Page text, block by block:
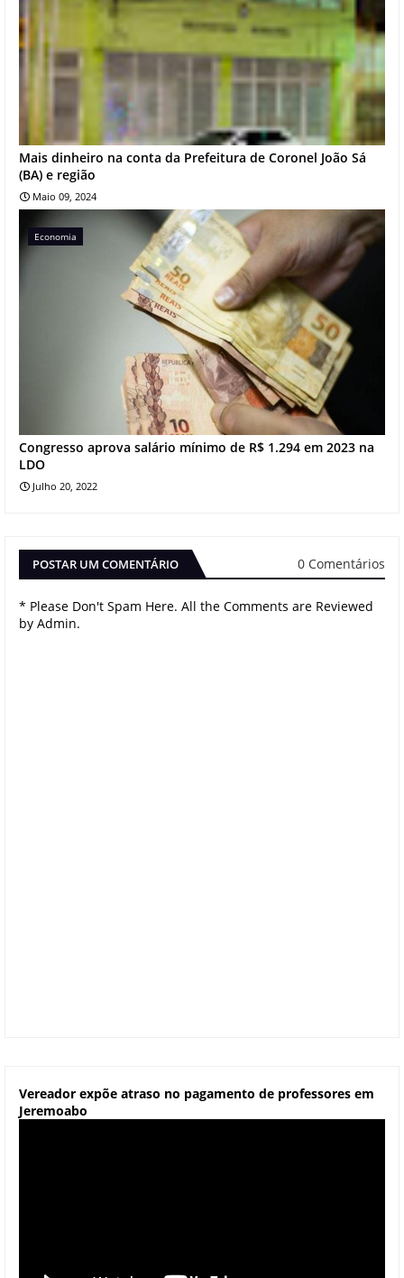
Mais dinheiro na conta da Prefeitura de Coronel João Sá
(BA) e região
Maio 09, 2024
Economia
Congresso aprova salário mínimo de R$ 1.294 em 2023 na
LDO
Julho 20, 2022
POSTAR UM COMENTÁRIO 0 Comentários
* Please Don't Spam Here. All the Comments are Reviewed
by Admin.
Vereador expõe atraso no pagamento de professores em
Jeremoabo